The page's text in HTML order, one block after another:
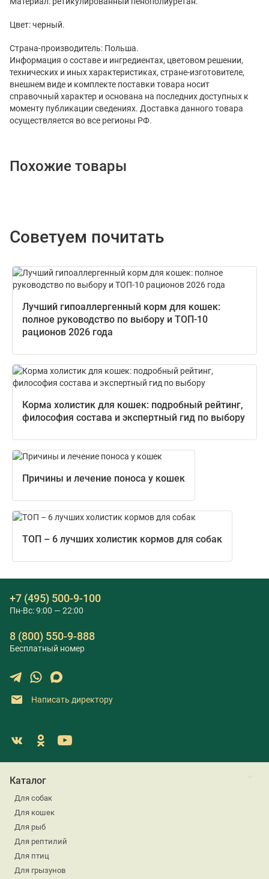
Цвет: черный.
Страна-производитель: Польша.
Информация о составе и ингредиентах, цветовом решении,
технических и иных характеристиках, стране-изготовителе,
внешнем виде и комплекте поставки товара носит
справочный характер и основана на последних доступных к
моменту публикации сведениях. Доставка данного товара
осуществляется во все регионы РФ.
Похожие товары
Советуем почитать
Лучший гипоаллергенный корм для кошек:
полное руководство по выбору и ТОП-10
рационов 2026 года
Корма холистик для кошек: подробный рейтинг,
философия состава и экспертный гид по выбору
Причины и лечение поноса у кошек
ТОП – 6 лучших холистик кормов для собак
+7 (495) 500-9-100
Пн-Вс: 9:00 — 22:00
8 (800) 550-9-888
Бесплатный номер
Написать директору
Каталог
Для собак
Для кошек
Для рыб
Для рептилий
Для птиц
Для грызунов